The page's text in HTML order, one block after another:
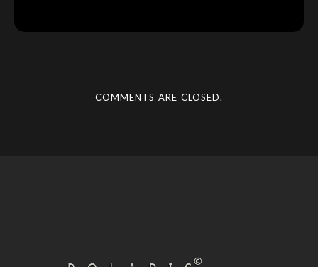
COMMENTS ARE CLOSED.